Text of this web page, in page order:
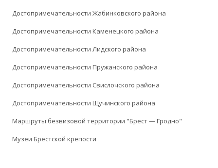
Достопримечательности Жабинковского района
Достопримечательности Каменецкого района
Достопримечательности Лидского района
Достопримечательности Пружанского района
Достопримечательности Свислочского района
Достопримечательности Щучинского района
Маршруты безвизовой территории "Брест — Гродно"
Музеи Брестской крепости